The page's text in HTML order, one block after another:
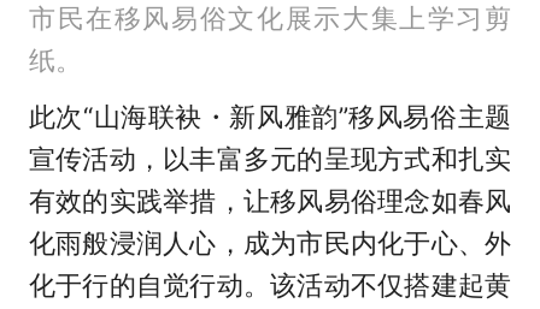
市民在移风易俗文化展示大集上学习剪
纸。
此次“山海联袂・新风雅韵”移风易俗主题
宣传活动，以丰富多元的呈现方式和扎实
有效的实践举措，让移风易俗理念如春风
化雨般浸润人心，成为市民内化于心、外
化于行的自觉行动。该活动不仅搭建起黄